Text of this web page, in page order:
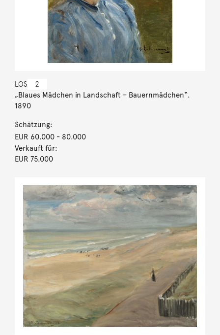
LOS 2
„Blaues Mädchen in Landschaft – Bauernmädchen“.
1890
Schätzung:
EUR 60.000- 80.000
Verkauft für:
EUR 75.000